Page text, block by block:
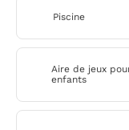
Piscine
Aire de jeux
enfants